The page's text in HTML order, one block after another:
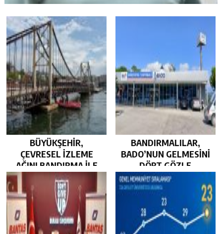
BÜYÜKŞEHİR,
ÇEVRESEL İZLEME
AĞINI BANDIRMA İLE
GÜÇLENDİRDİ…
BANDIRMALILAR,
BADO’NUN GELMESİNİ
DÖRT GÖZLE
BEKLİYOR…